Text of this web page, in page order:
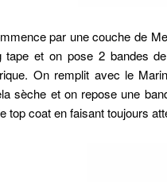
par une couche de
et on pose 2 bandes
On remplit avec le
sèche et on repose une
top coat en faisant toujours